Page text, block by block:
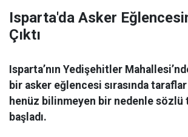
Isparta'da Asker
Çıktı
Isparta’nın Yedişehitler
bir asker eğlencesi sırasında taraflar
henüz bilinmeyen bir nedenle sözlü
başladı.